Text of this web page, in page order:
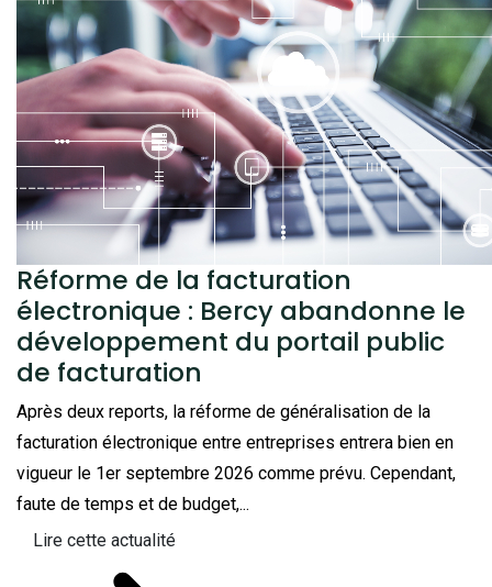
Réforme de la facturation
électronique : Bercy abandonne le
développement du portail public
de facturation
Après deux reports, la réforme de généralisation de la
facturation électronique entre entreprises entrera bien en
vigueur le 1er septembre 2026 comme prévu. Cependant,
faute de temps et de budget,...
Lire cette actualité